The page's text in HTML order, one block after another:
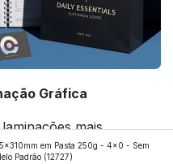
Gráfica
mais
FuturaIM? Então,
em Pasta 250g - 4x0 - Sem
Padrão(12727)